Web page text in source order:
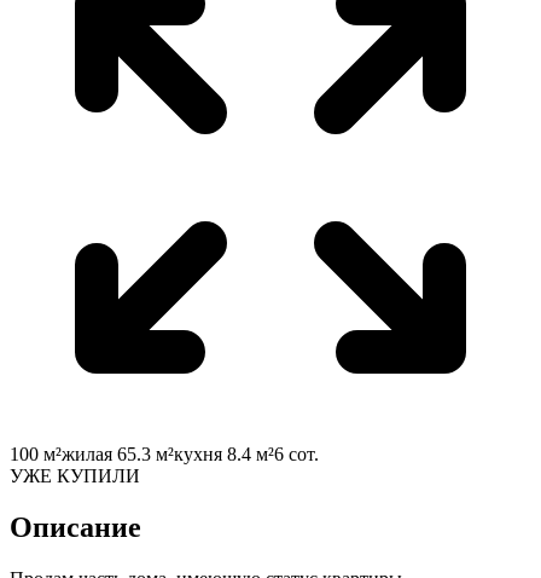
100 м²жилая 65.3 м²кухня 8.4 м²6 сот.
УЖЕ КУПИЛИ
Описание